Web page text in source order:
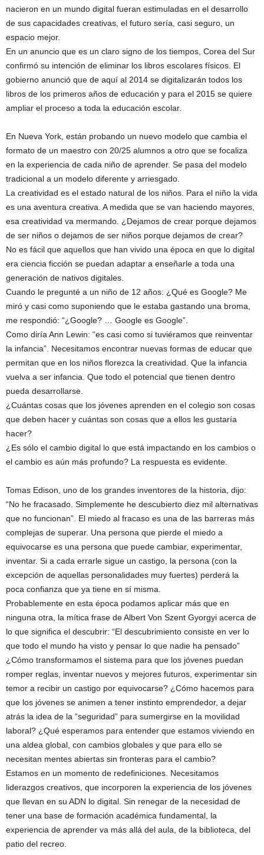
nacieron en un mundo digital fueran estimuladas en el desarrollo
de sus capacidades creativas, el futuro sería, casi seguro, un
espacio mejor.
En un anuncio que es un claro signo de los tiempos, Corea del Sur
confirmó su intención de eliminar los libros escolares físicos. El
gobierno anunció que de aquí al 2014 se digitalizarán todos los
libros de los primeros años de educación y para el 2015 se quiere
ampliar el proceso a toda la educación escolar.
En Nueva York, están probando un nuevo modelo que cambia el
formato de un maestro con 20/25 alumnos a otro que se focaliza
en la experiencia de cada niño de aprender. Se pasa del modelo
tradicional a un modelo diferente y arriesgado.
La creatividad es el estado natural de los niños. Para el niño la vida
es una aventura creativa. A medida que se van haciendo mayores,
esa creatividad va mermando. ¿Dejamos de crear porque dejamos
de ser niños o dejamos de ser niños porque dejamos de crear?
No es fácil que aquellos que han vivido una época en que lo digital
era ciencia ficción se puedan adaptar a enseñarle a toda una
generación de nativos digitales.
Cuando le pregunté a un niño de 12 años: ¿Qué es Google? Me
miró y casi como suponiendo que le estaba gastando una broma,
me respondió: “¿Google? … Google es Google”.
Como diría Ann Lewin: “es casi como si tuviéramos que reinventar
la infancia”. Necesitamos encontrar nuevas formas de educar que
permitan que en los niños florezca la creatividad. Que la infancia
vuelva a ser infancia. Que todo el potencial que tienen dentro
pueda desarrollarse.
¿Cuántas cosas que los jóvenes aprenden en el colegio son cosas
que deben hacer y cuántas son cosas que a ellos les gustaría
hacer?
¿Es sólo el cambio digital lo que está impactando en los cambios o
el cambio es aún más profundo? La respuesta es evidente.
Tomas Edison, uno de los grandes inventores de la historia, dijo:
“No he fracasado. Simplemente he descubierto diez mil alternativas
que no funcionan”. El miedo al fracaso es una de las barreras más
complejas de superar. Una persona que pierde el miedo a
equivocarse es una persona que puede cambiar, experimentar,
inventar. Si a cada errarle sigue un castigo, la persona (con la
excepción de aquellas personalidades muy fuertes) perderá la
poca confianza que ya tiene en sí misma.
Probablemente en esta época podamos aplicar más que en
ninguna otra, la mítica frase de Albert Von Szent Gyorgyi acerca de
lo que significa el descubrir: “El descubrimiento consiste en ver lo
que todo el mundo ha visto y pensar lo que nadie ha pensado”
¿Cómo transformamos el sistema para que los jóvenes puedan
romper reglas, inventar nuevos y mejores futuros, experimentar sin
temor a recibir un castigo por equivocarse? ¿Cómo hacemos para
que los jóvenes se animen a tener instinto emprendedor, a dejar
atrás la idea de la “seguridad” para sumergirse en la movilidad
laboral? ¿Qué esperamos para entender que estamos viviendo en
una aldea global, con cambios globales y que para ello se
necesitan mentes abiertas sin fronteras para el cambio?
Estamos en un momento de redefiniciones. Necesitamos
liderazgos creativos, que incorporen la experiencia de los jóvenes
que llevan en su ADN lo digital. Sin renegar de la necesidad de
tener una base de formación académica fundamental, la
experiencia de aprender va más allá del aula, de la biblioteca, del
patio del recreo.